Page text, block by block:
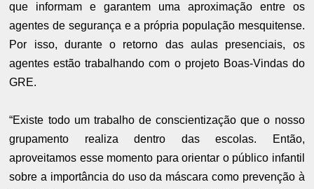
que informam e garantem uma aproximação entre os
agentes de segurança e a própria população mesquitense.
Por isso, durante o retorno das aulas presenciais, os
agentes estão trabalhando com o projeto Boas-Vindas do
GRE.
“Existe todo um trabalho de conscientização que o nosso
grupamento realiza dentro das escolas. Então,
aproveitamos esse momento para orientar o público infantil
sobre a importância do uso da máscara como prevenção à